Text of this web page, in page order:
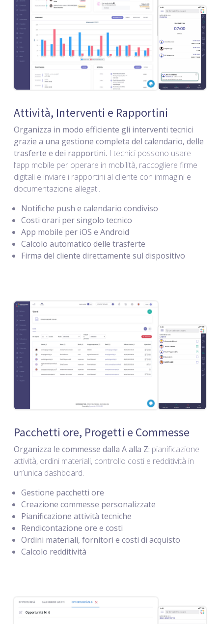
Attività, Interventi e Rapportini
Organizza in modo efficiente gli interventi tecnici
grazie a una gestione completa del calendario, delle
trasferte e dei rapportini. I tecnici possono usare
l’app mobile per operare in mobilità, raccogliere firme
digitali e inviare i rapportini al cliente con immagini e
documentazione allegati.
Notifiche push e calendario condiviso
Costi orari per singolo tecnico
App mobile per iOS e Android
Calcolo automatico delle trasferte
Firma del cliente direttamente sul dispositivo
Pacchetti ore, Progetti e Commesse
Organizza le commesse dalla A alla Z: pianificazione
attività, ordini materiali, controllo costi e redditività in
un’unica dashboard.
Gestione pacchetti ore
Creazione commesse personalizzate
Pianificazione attività tecniche
Rendicontazione ore e costi
Ordini materiali, fornitori e costi di acquisto
Calcolo redditività